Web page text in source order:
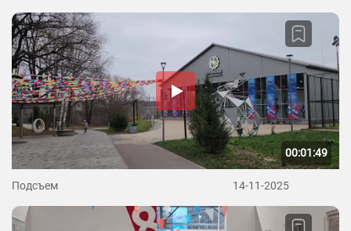
00:01:49
Подсъем 14-11-2025